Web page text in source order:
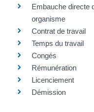
Embauche directe
organisme
Contrat de travail
Temps du travail
Congés
Rémunération
Licenciement
Démission